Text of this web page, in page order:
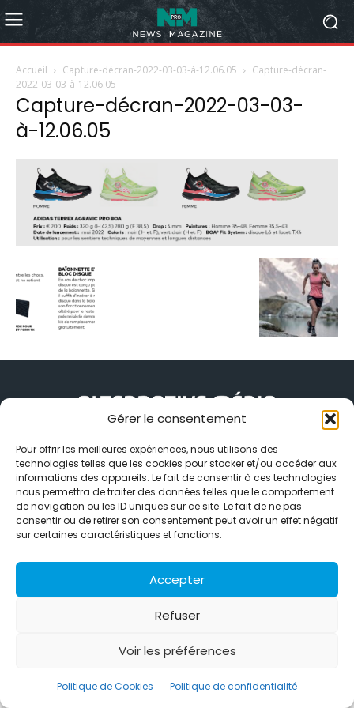
Gérer le consentement
Pour offrir les meilleures expériences, nous utilisons des
technologies telles que les cookies pour stocker et/ou accéder aux
informations des appareils. Le fait de consentir à ces technologies
nous permettra de traiter des données telles que le comportement
de navigation ou les ID uniques sur ce site. Le fait de ne pas
consentir ou de retirer son consentement peut avoir un effet négatif
sur certaines caractéristiques et fonctions.
Accepter
Refuser
Voir les préférences
Politique de Cookies Politique de confidentialité
Accueil Capture-décran-2022-03-03-à-12.06.05
Capture-décran-
2022-03-03-à-12.06.05
Capture-décran-2022-03-03-
à-12.06.05
relations publiques basée à Grenoble. Depuis 1995, elle conçoit et
pilote des stratégies de visibilité en France et à l’international
grâce à un réseau d’agences partenaires.
Contactez-nous :info@alternativemedia.fr
© Copyright - Alternative Média 2026
Politique de confidentialité
Politique de Cookies